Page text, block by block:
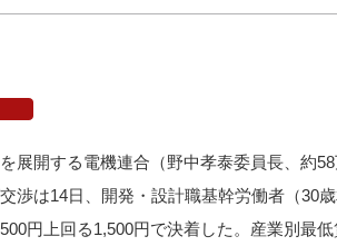
展開する電機連合（野中孝泰委員長、約
渉は14日、開発・設計職基幹労働者（30
円上回る1,500円で決着した。産業別最